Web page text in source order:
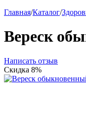
Главная/Каталог/
Вереск
Написать отзыв
Скидка 8%